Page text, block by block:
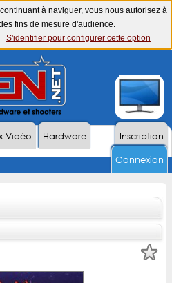
à naviguer, vous nous autorisez à
fins de mesure d'audience.
S'identifier pour configurer cette option
Inscription
Vidéo
Hardware
Connexion